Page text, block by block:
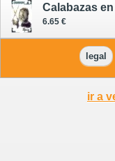
Calabazas
6.65 €
legal
ir a